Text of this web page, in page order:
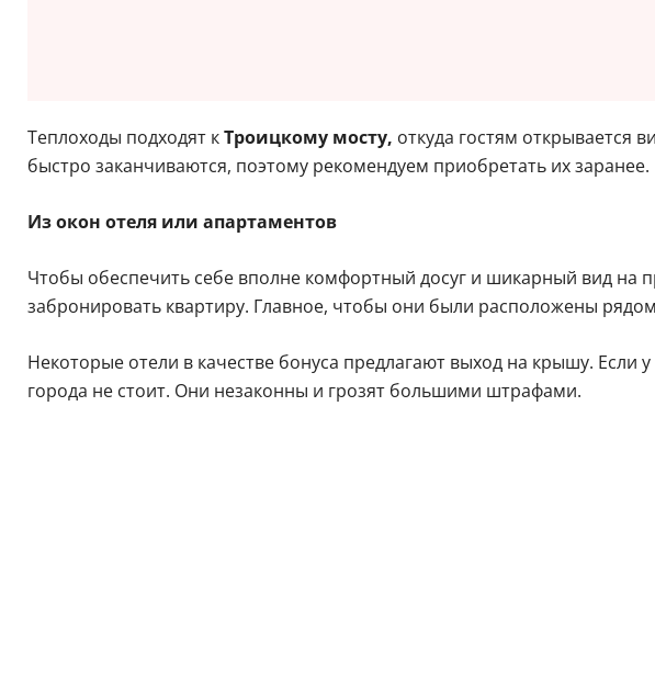
Теплоходы подходят кТроицкому мосту,
Из окон отеля или апартаментов
Чтобы обеспечить себе вполне комфортный досуг и шикарный вид на
забронировать квартиру. Главное, чтобы они были расположены рядом